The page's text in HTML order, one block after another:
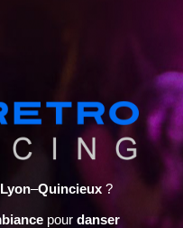
Lyon–Quincieux ?
pour danser